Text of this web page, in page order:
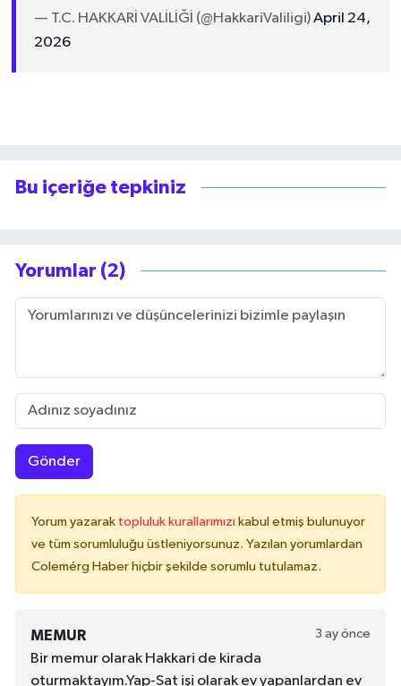
— T.C. HAKKARİ VALİLİĞİ (@HakkariValiligi)April 24,
2026
Bu içeriğe tepkiniz
Yorumlar (2)
Gönder
Yorum yazarak topluluk kurallarımızı kabul etmiş bulunuyor
ve tüm sorumluluğu üstleniyorsunuz. Yazılan yorumlardan
Colemérg Haber hiçbir şekilde sorumlu tutulamaz.
MEMUR 3 ay önce
Bir memur olarak Hakkari de kirada
oturmaktayım.Yap-Sat işi olarak ev yapanlardan ev